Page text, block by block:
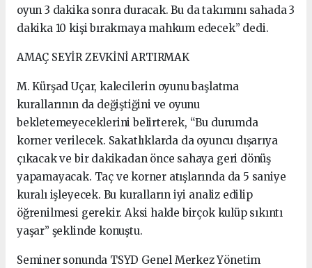
oyun 3 dakika sonra duracak. Bu da takımını sahada 3
dakika 10 kişi bırakmaya mahkum edecek” dedi.
AMAÇ SEYİR ZEVKİNİ ARTIRMAK
M. Kürşad Uçar, kalecilerin oyunu başlatma
kurallarının da değiştiğini ve oyunu
bekletemeyeceklerini belirterek, “Bu durumda
korner verilecek. Sakatlıklarda da oyuncu dışarıya
çıkacak ve bir dakikadan önce sahaya geri dönüş
yapamayacak. Taç ve korner atışlarında da 5 saniye
kuralı işleyecek. Bu kuralların iyi analiz edilip
öğrenilmesi gerekir. Aksi halde birçok kulüp sıkıntı
yaşar” şeklinde konuştu.
Seminer sonunda TSYD Genel Merkez Yönetim